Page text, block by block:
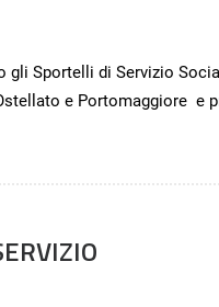
gli Sportelli di Servizio
e Portomaggiore e